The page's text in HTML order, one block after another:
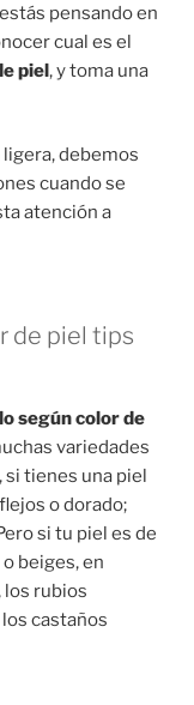
pensando en
cual es el
piel, y toma una
ligera, debemos
cuando se
atención a
de piel tips
según color de
variedades
si tienes una piel
o dorado;
si tu piel es de
beiges, en
los rubios
castaños